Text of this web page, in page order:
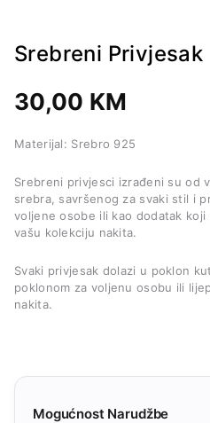
Srebreni Privjesak
30,00 KM
Materijal: Srebro 925
Srebreni privjesci izrađeni su od
srebra, savršenog za svaki stil i
voljene osobe ili kao dodatak
vašu kolekciju nakita.
Svaki privjesak dolazi u poklon
poklonom za voljenu osobu ili
nakita.
Mogućnost Narudžbe